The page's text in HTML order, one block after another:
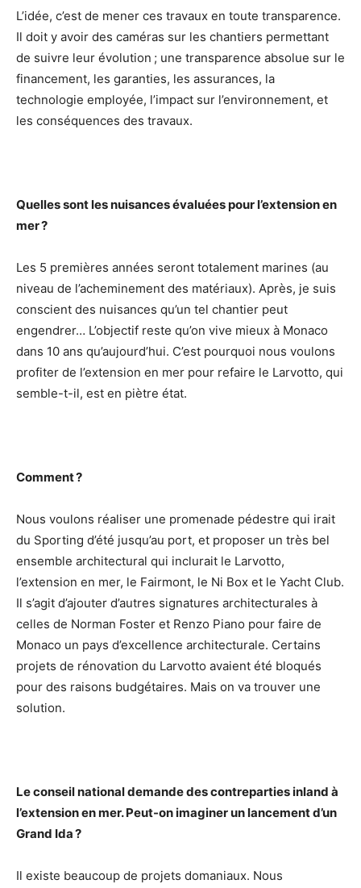
L’idée, c’est de mener ces travaux en toute transparence.
Il doit y avoir des caméras sur les chantiers permettant
de suivre leur évolution ; une transparence absolue sur le
financement, les garanties, les assurances, la
technologie employée, l’impact sur l’environnement, et
les conséquences des travaux.
Quelles sont les nuisances évaluées pour l’extension en
mer ?
Les 5 premières années seront totalement marines (au
niveau de l’acheminement des matériaux). Après, je suis
conscient des nuisances qu’un tel chantier peut
engendrer… L’objectif reste qu’on vive mieux à Monaco
dans 10 ans qu’aujourd’hui. C’est pourquoi nous voulons
profiter de l’extension en mer pour refaire le Larvotto, qui
semble-t-il, est en piètre état.
Comment ?
Nous voulons réaliser une promenade pédestre qui irait
du Sporting d’été jusqu’au port, et proposer un très bel
ensemble architectural qui inclurait le Larvotto,
l’extension en mer, le Fairmont, le Ni Box et le Yacht Club.
Il s’agit d’ajouter d’autres signatures architecturales à
celles de Norman Foster et Renzo Piano pour faire de
Monaco un pays d’excellence architecturale. Certains
projets de rénovation du Larvotto avaient été bloqués
pour des raisons budgétaires. Mais on va trouver une
solution.
Le conseil national demande des contreparties inland à
l’extension en mer. Peut-on imaginer un lancement d’un
Grand Ida ?
Il existe beaucoup de projets domaniaux. Nous